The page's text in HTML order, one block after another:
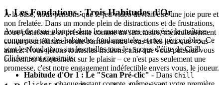
1. Les Fondations : Trois Habitudes d'Or
Avant de nous plonger dans les manœuvres avancées, la maîtrise
commence par des habitudes fondamentales et non négociables. Ce
sont les fondations sur lesquelles tous les scores d'élite de Chill
Clicker sont construits.
Habitude d'Or 1 : Le "Scan Pré-clic" - Dans Chill
À la base, nous pensons que le jeu vidéo devrait être une joie pure et
non frelatée. Dans un monde plein de distractions et de frustrations,
notre plateforme se présente comme un sanctuaire, méticuleusement
conçu pour éliminer toute barrière entre vous et les jeux que vous
aimez. Nous gérons toutes les frictions, afin que vous puissiez vous
concentrer uniquement sur le plaisir – ce n'est pas seulement une
promesse, c'est notre engagement indéfectible envers vous, le joueur.